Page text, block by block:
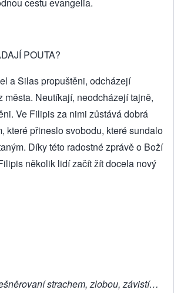
POUTA?
a Silas propuštěni, odcházejí
města. Neutíkají, neodcházejí tajně,
Ve Filipis za nimi zůstává dobrá
které přineslo svobodu, které sundalo
Díky této radostné zprávě o Boží
několik lidí začít žít docela nový
strachem, zlobou, závistí…